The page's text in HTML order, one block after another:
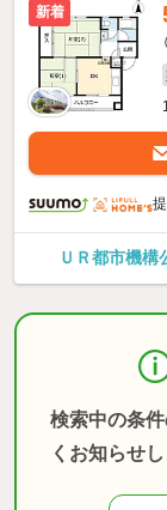
新着
ＵＲ都市機構
検索中の条
くお知らせ